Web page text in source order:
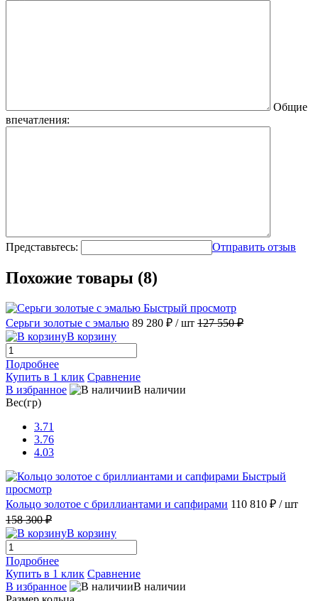
Общие
впечатления:
Представьтесь: Отправить отзыв
Похожие товары (8)
Быстрый просмотр
Серьги золотые с эмалью 89 280 ₽ / шт 127 550 ₽
В корзину
Подробнее
Купить в 1 клик Сравнение
В избранное
В наличии
Вес(гр)
3.71
3.76
4.03
Быстрый
просмотр
Кольцо золотое с бриллиантами и сапфирами 110 810 ₽ / шт
158 300 ₽
В корзину
Подробнее
Купить в 1 клик Сравнение
В избранное
В наличии